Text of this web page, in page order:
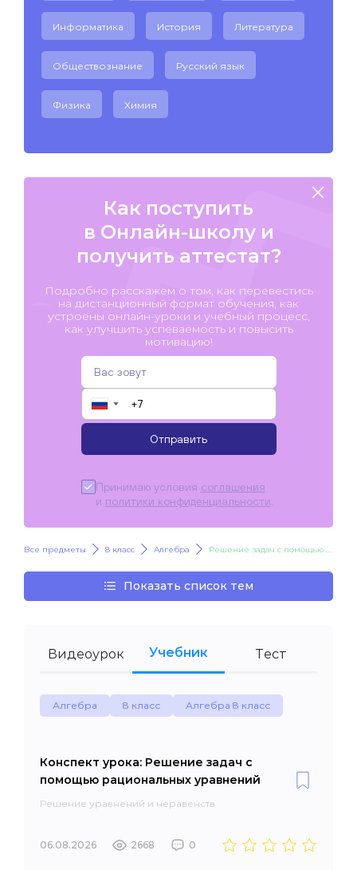
Информатика История Литература
Обществознание Русский язык
Физика Химия
Как поступить
в Онлайн-школу и
получить аттестат?
Подробно расскажем о том, как перевестись
на дистанционный формат обучения, как
устроены онлайн-уроки и учебный процесс,
как улучшить успеваемость и повысить
мотивацию!
▼
Отправить
Принимаю условия соглашения
и политики конфиденциальности
Все предметы 8 класс Алгебра Решение задач с помощью рациональных уравнений
Показать список тем
Видеоурок Учебник Тест
Алгебра 8 класс Алгебра 8 класс
Конспект урока: Решение задач с
помощью рациональных уравнений
Решение уравнений и неравенств
06.08.2026 2668 0